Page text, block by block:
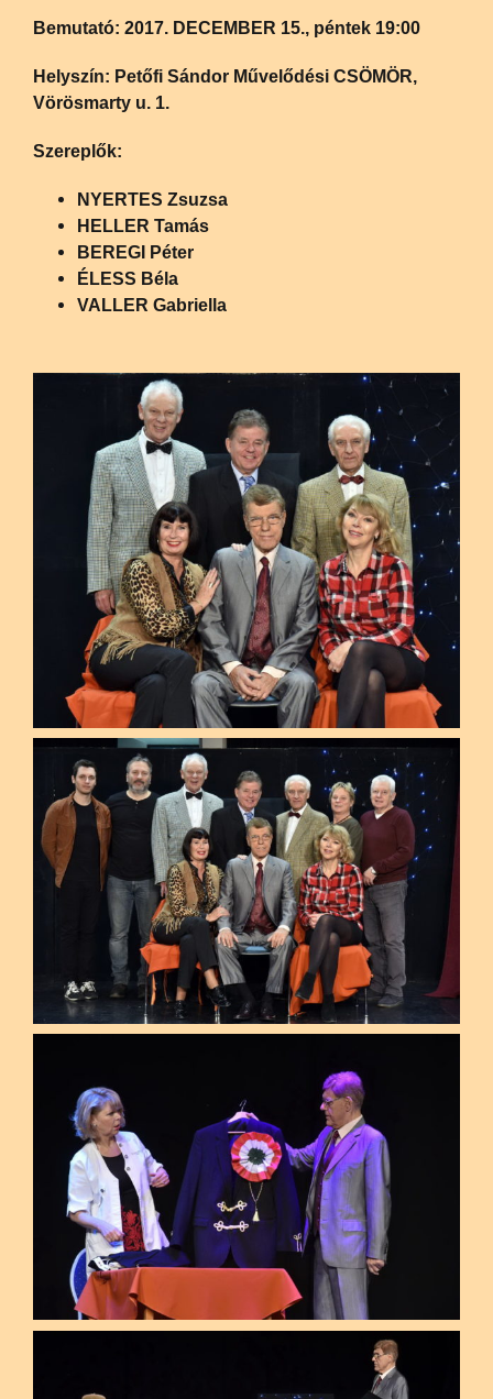
Bemutató: 2017. DECEMBER 15., péntek 19:00
Helyszín: Petőfi Sándor Művelődési CSÖMÖR,
Vörösmarty u. 1.
Szereplők:
NYERTES Zsuzsa
HELLER Tamás
BEREGI Péter
ÉLESS Béla
VALLER Gabriella